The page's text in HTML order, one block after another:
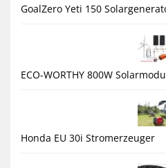
GoalZero Yeti 150
ECO-WORTHY 800W
Honda EU 30i Stromerzeuger